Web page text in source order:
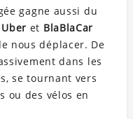
gagne aussi du
Uber et BlaBlaCar
nous déplacer. De
dans les
se tournant vers
ou des vélos en